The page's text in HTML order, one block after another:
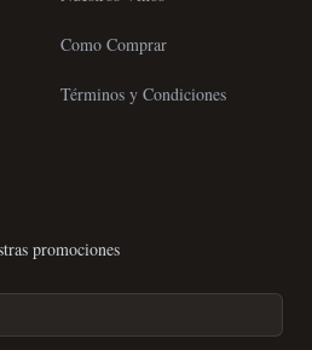
Como Comprar
Términos y Condiciones
promociones